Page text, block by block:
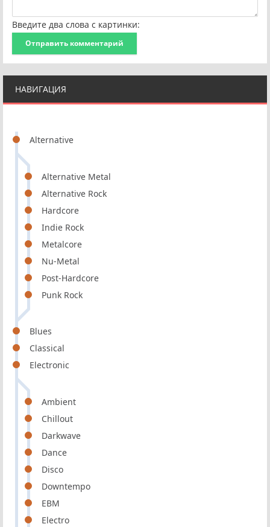
НАВИГАЦИЯ
Alternative
Alternative Metal
Alternative Rock
Hardcore
Indie Rock
Metalcore
Nu-Metal
Post-Hardcore
Punk Rock
Blues
Classical
Electronic
Ambient
Chillout
Darkwave
Dance
Disco
Downtempo
EBM
Electro
Введите два слова с картинки:
Отправить комментарий